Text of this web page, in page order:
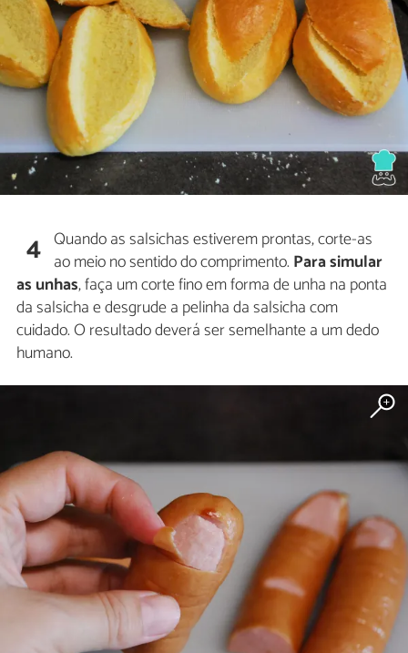
4 Quando as salsichas estiverem prontas, corte-as
ao meio no sentido do comprimento. Para simular
as unhas, faça um corte fino em forma de unha na ponta
da salsicha e desgrude a pelinha da salsicha com
cuidado. O resultado deverá ser semelhante a um dedo
humano.